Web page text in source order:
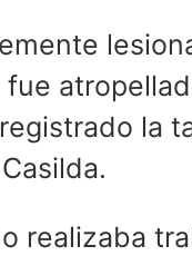
la
realizaba